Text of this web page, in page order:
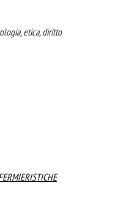
etica, diritto